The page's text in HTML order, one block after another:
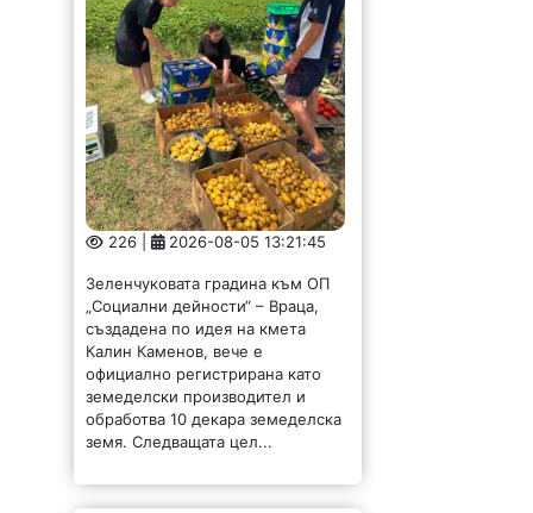
226 | 2026-08-05 13:21:45
Зеленчуковата градина към ОП
„Социални дейности“ – Враца,
създадена по идея на кмета
Калин Каменов, вече е
официално регистрирана като
земеделски производител и
обработва 10 декара земеделска
земя. Следващата цел...